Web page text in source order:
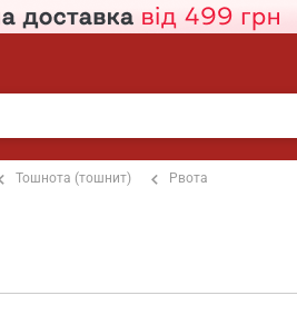
Тошнота (тошнит) Рвота